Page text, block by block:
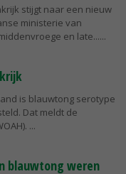
stijgt naar een nieuw
ministerie van
en late...
is blauwtong serotype
Dat meldt de
blauwtong weren